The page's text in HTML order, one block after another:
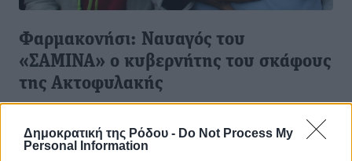
Δημοκρατική της Ρόδου - Do Not Process My
Personal Information
Φαρμακονήσι: Ναυαγός του
«ΣΑΜΙΝΑ» ο κυβερνήτης του σκάφους
της Ακτοφυλακής
κυβερνήτης του σκάφους της Ελληνικής Ακτοφυλακής,
που ανέλαβε το έργο της απομάκρυνσης με ασφάλεια